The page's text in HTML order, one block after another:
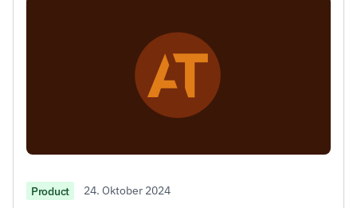
Product 24. Oktober 2024